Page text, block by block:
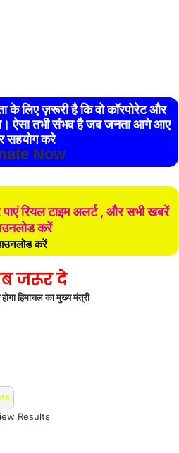
के लिए ज़रूरी है कि वो कॉरपोरेट और
ऐसा तभी संभव है जब जनता आगे आए
सहयोग करे
Now
रियल टाइम अलर्ट , और सभी खबरें
करें
करें
जरूर दे
हिमाचल का मुख्य मंत्री
Results